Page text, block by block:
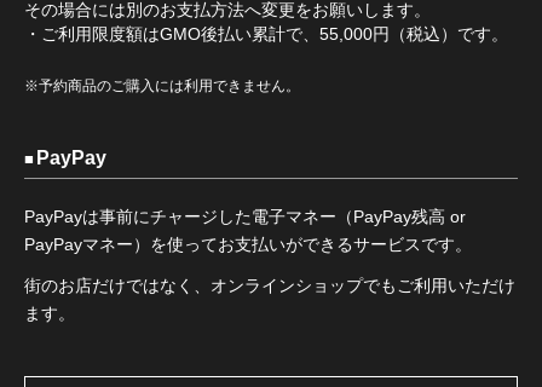
その場合には別のお支払方法へ変更をお願いします。
・ご利用限度額はGMO後払い累計で、55,000円（税込）です。
※予約商品のご購入には利用できません。
PayPay
PayPayは事前にチャージした電子マネー（PayPay残高 or
PayPayマネー）を使ってお支払いができるサービスです。
街のお店だけではなく、オンラインショップでもご利用いただけ
ます。